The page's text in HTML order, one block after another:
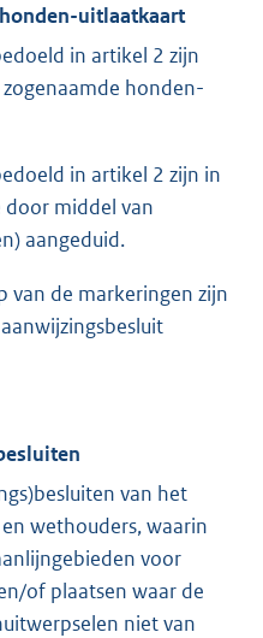
uitlaatkaart
in artikel 2 zijn
honden-
in artikel 2 zijn in
middel van
aangeduid.
van de markeringen zijn
van het
wethouders, waarin
voor
of plaatsen waar de
niet van